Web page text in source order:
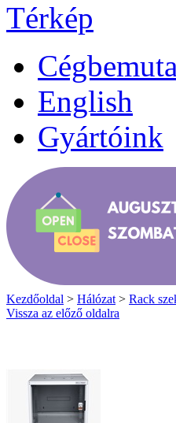
Térkép
English
Gyártóink
Kezdőoldal > Hálózat > Rack
Vissza az előző oldalra